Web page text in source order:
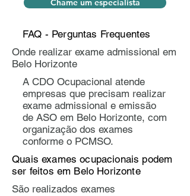
Chame um especialista
FAQ - Perguntas Frequentes
Onde realizar exame admissional em
Belo Horizonte
A CDO Ocupacional atende
empresas que precisam realizar
exame admissional e emissão
de ASO em Belo Horizonte, com
organização dos exames
conforme o PCMSO.
Quais exames ocupacionais podem
ser feitos em Belo Horizonte
​​São realizados exames